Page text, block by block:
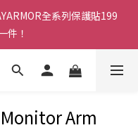
全系列保護貼199
件！
Monitor Arm